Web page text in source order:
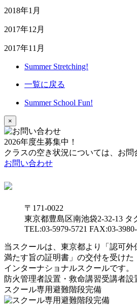
2018年1月
2017年12月
2017年11月
Summer Stretching!
一覧に戻る
Summer School Fun!
×
2026年度生募集中！
クラスの空き状況については、お問
お問い合わせ
〒171-0022
東京都豊島区南池袋2-32-13 タ
TEL:03-5979-5721 FAX:03-
当スクールは、東京都より「認可
満たす旨の証明書」の交付を受けた
インターナショナルスクールです。
防火管理者設置・救命講習受講者
スクール専用避難階段完備